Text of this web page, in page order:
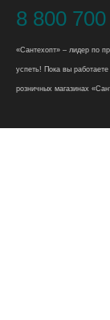
8 800
«Сантехопт» – лидер по
успеть! Пока вы
розничных магазинах